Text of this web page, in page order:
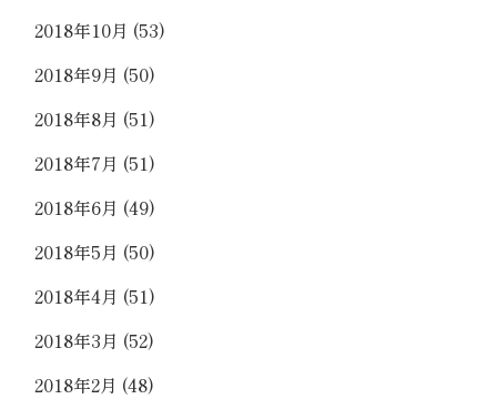
2018年10月 (53)
2018年9月 (50)
2018年8月 (51)
2018年7月 (51)
2018年6月 (49)
2018年5月 (50)
2018年4月 (51)
2018年3月 (52)
2018年2月 (48)